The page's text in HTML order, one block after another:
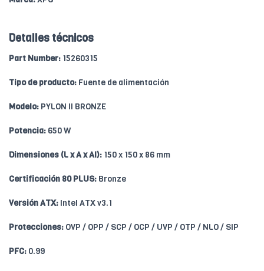
Detalles técnicos
Part Number: 15260315
Tipo de producto: Fuente de alimentación
Modelo: PYLON II BRONZE
Potencia: 650 W
Dimensiones (L x A x Al): 150 x 150 x 86 mm
Certificación 80 PLUS: Bronze
Versión ATX: Intel ATX v3.1
Protecciones: OVP / OPP / SCP / OCP / UVP / OTP / NLO / SIP
PFC: 0.99